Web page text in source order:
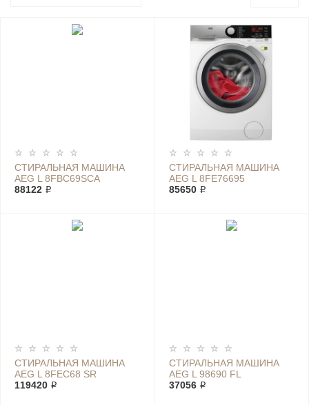
СТИРАЛЬНАЯ МАШИНА
AEG L 8FBC69SCA
88122 ₽
СТИРАЛЬНАЯ МАШИНА
AEG L 8FE76695
85650 ₽
СТИРАЛЬНАЯ МАШИНА
AEG L 8FEC68 SR
119420 ₽
СТИРАЛЬНАЯ МАШИНА
AEG L 98690 FL
37056 ₽